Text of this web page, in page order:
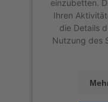
einzubetten.
Ihren
die Details
Nutzung des